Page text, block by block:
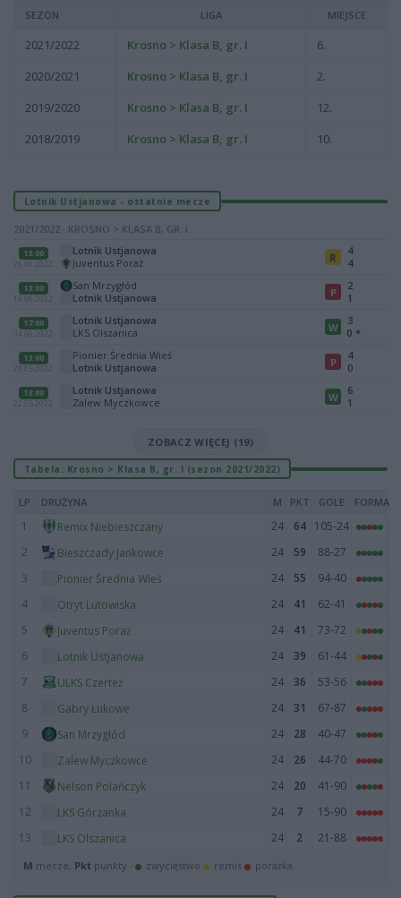
SEZON LIGA MIEJSCE
2021/2022 Krosno > Klasa B, gr. I
6.
2020/2021
Krosno > Klasa B, gr. I
2.
2019/2020
Krosno > Klasa B, gr. I
12.
2018/2019
Krosno > Klasa B, gr. I 10.
Lotnik Ustjanowa - ostatnie mecze
2021/2022 · KROSNO > KLASA B, GR. I
13:00
26.06.2022
Lotnik Ustjanowa
Juventus Poraż
R
4
4
13:00
19.06.2022
San Mrzygłód
Lotnik Ustjanowa
P
2
1
17:00
04.06.2022
Lotnik Ustjanowa
LKS Olszanica
W
3
0 *
13:00
29.05.2022
Pionier Średnia Wieś
Lotnik Ustjanowa
P
4
0
13:00
22.05.2022
Lotnik Ustjanowa
Zalew Myczkowce
W
6
1
ZOBACZ WIĘCEJ (19)
Tabela: Krosno > Klasa B, gr. I (sezon 2021/2022)
LP DRUŻYNA M PKT GOLE FORMA
1 Remix Niebieszczany 24 64
105-24
2
Bieszczady Jankowce 24 59
88-27
3
Pionier Średnia Wieś 24 55
94-40
4
Otryt Lutowiska 24 41
62-41
5
Juventus Poraż 24 41
73-72
6
Lotnik Ustjanowa 24 39
61-44
7
ULKS Czerteż 24 36
53-56
8
Gabry Łukowe 24 31
67-87
9
San Mrzygłód 24 28
40-47
10
Zalew Myczkowce 24 26
44-70
11
Nelson Polańczyk 24 20
41-90
12
LKS Górzanka 24 7
15-90
13
LKS Olszanica 24 2 21-88
M mecze, Pkt punkty · zwycięstwo remis porażka